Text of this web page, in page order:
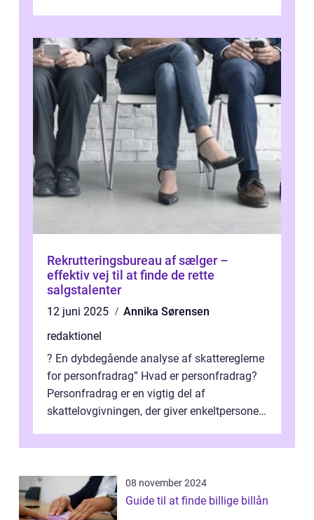
Rekrutteringsbureau af sælger –
effektiv vej til at finde de rette
salgstalenter
12 juni 2025
Annika Sørensen
redaktionel
? En dybdegående analyse af skattereglerne
for personfradrag” Hvad er personfradrag?
Personfradrag er en vigtig del af
skattelovgivningen, der giver enkeltpersoner
08 november 2024
Guide til at finde billige billån